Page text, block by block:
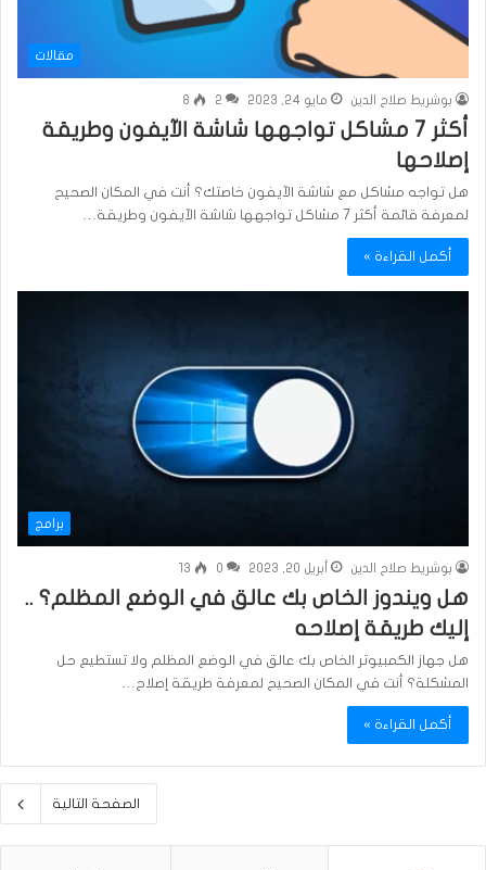
مقالات
بوشريط صلاح الدين مايو 24, 2023 2
8
أكثر 7 مشاكل تواجهها شاشة الآيفون وطريقة
إصلاحها
هل تواجه مشاكل مع شاشة الآيفون خاصتك؟ أنت في المكان الصحيح
لمعرفة قائمة أكثر 7 مشاكل تواجهها شاشة الآيفون وطريقة…
أكمل القراءة »
برامج
بوشريط صلاح الدين أبريل 20, 2023 0
13
هل ويندوز الخاص بك عالق في الوضع المظلم؟ ..
إليك طريقة إصلاحه
هل جهاز الكمبيوتر الخاص بك عالق في الوضع المظلم ولا تستطيع حل
المشكلة؟ أنت في المكان الصحيح لمعرفة طريقة إصلاح…
أكمل القراءة »
الصفحة التالية